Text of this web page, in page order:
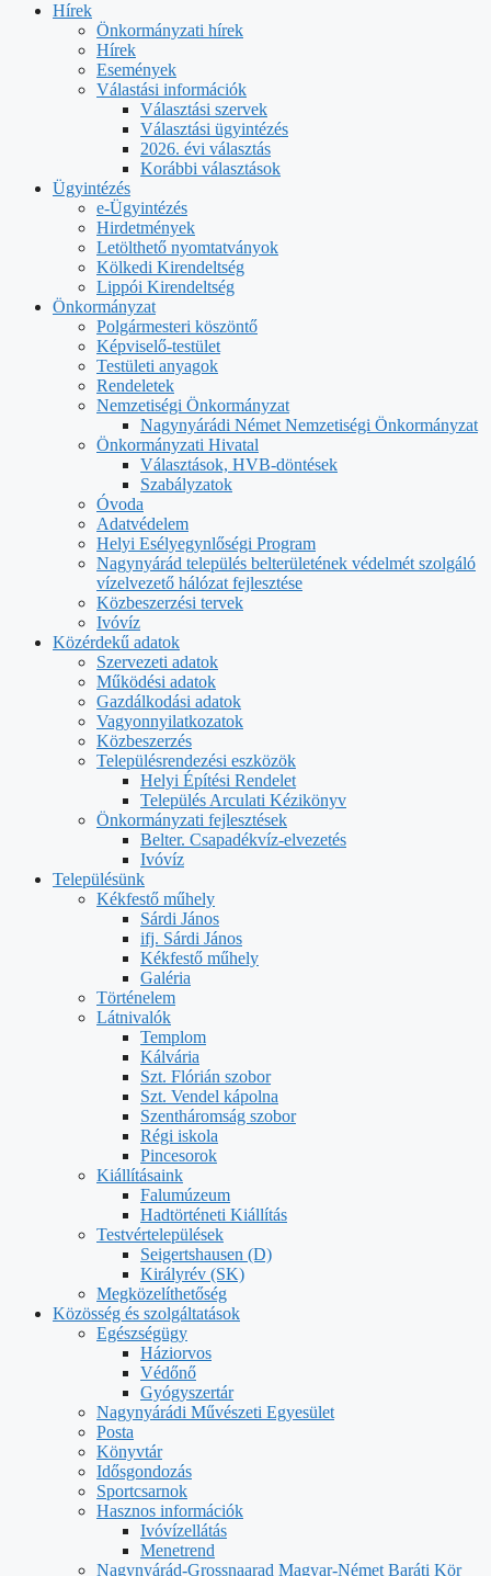
Hírek
Önkormányzati hírek
Hírek
Események
Válastási információk
Választási szervek
Választási ügyintézés
2026. évi választás
Korábbi választások
Ügyintézés
e-Ügyintézés
Hirdetmények
Letölthető nyomtatványok
Kölkedi Kirendeltség
Lippói Kirendeltség
Önkormányzat
Polgármesteri köszöntő
Képviselő-testület
Testületi anyagok
Rendeletek
Nemzetiségi Önkormányzat
Nagynyárádi Német Nemzetiségi Önkormányzat
Önkormányzati Hivatal
Választások, HVB-döntések
Szabályzatok
Óvoda
Adatvédelem
Helyi Esélyegynlőségi Program
Nagynyárád település belterületének védelmét szolgáló
vízelvezető hálózat fejlesztése
Közbeszerzési tervek
Ivóvíz
Közérdekű adatok
Szervezeti adatok
Működési adatok
Gazdálkodási adatok
Vagyonnyilatkozatok
Közbeszerzés
Településrendezési eszközök
Helyi Építési Rendelet
Település Arculati Kézikönyv
Önkormányzati fejlesztések
Belter. Csapadékvíz-elvezetés
Ivóvíz
Településünk
Kékfestő műhely
Sárdi János
ifj. Sárdi János
Kékfestő műhely
Galéria
Történelem
Látnivalók
Templom
Kálvária
Szt. Flórián szobor
Szt. Vendel kápolna
Szentháromság szobor
Régi iskola
Pincesorok
Kiállításaink
Falumúzeum
Hadtörténeti Kiállítás
Testvértelepülések
Seigertshausen (D)
Királyrév (SK)
Megközelíthetőség
Közösség és szolgáltatások
Egészségügy
Háziorvos
Védőnő
Gyógyszertár
Nagynyárádi Művészeti Egyesület
Posta
Könyvtár
Idősgondozás
Sportcsarnok
Hasznos információk
Ivóvízellátás
Menetrend
Nagynyárád-Grossnaarad Magyar-Német Baráti Kör